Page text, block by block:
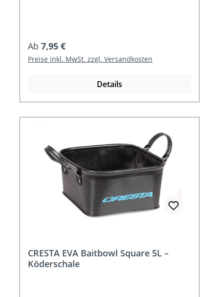
Regulärer Preis:
Ab 7,95 €
Preise inkl. MwSt. zzgl. Versandkosten
Details
CRESTA EVA Baitbowl Square 5L –
Köderschale